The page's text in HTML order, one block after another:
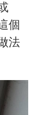
個
法